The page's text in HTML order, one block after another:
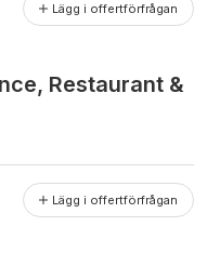
Lägg i offertförfrågan
Restaurant &
Lägg i offertförfrågan